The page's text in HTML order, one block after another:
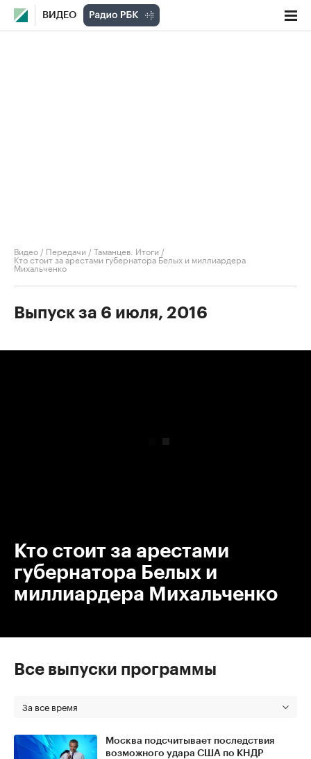
ВИДЕО
Видео / Передачи /Таманцев. Итоги /
Кто стоит за арестами губернатора Белых и миллиардера
Михальченко
Выпуск за 6 июля, 2016
Кто стоит за арестами
губернатора Белых и
миллиардера Михальченко
Все выпуски программы
За все время
Москва подсчитывает последствия
возможного удара США по КНДР